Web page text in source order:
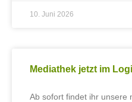
10. Juni 2026
Mediathek jetzt im
Ab sofort findet ihr unsere